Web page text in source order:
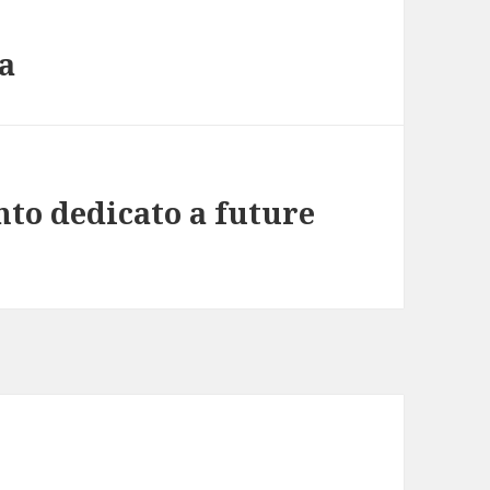
dedicato a future